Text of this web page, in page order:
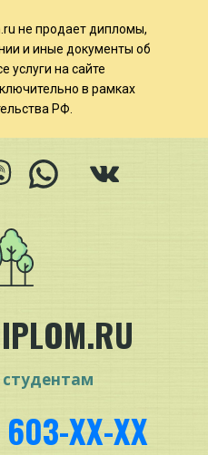
не продает дипломы,
и иные документы об
услуги на сайте
в рамках
РФ.
ХХ-ХХ